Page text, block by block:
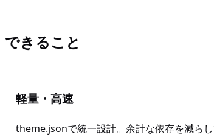
できること
軽量・高速
theme.jsonで統一設計。余計な依存を減らし